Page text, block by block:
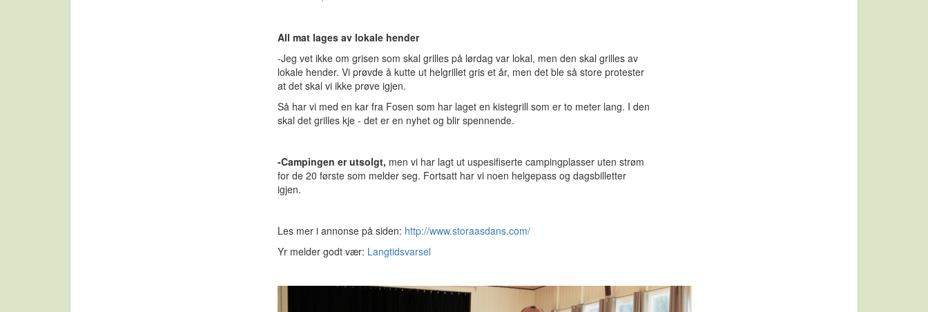
All mat lages av lokale hender
-Jeg vet ikke om grisen som skal grilles på lørdag var lokal, men den skal grilles av
lokale hender. Vi prøvde å kutte ut helgrillet gris et år, men det ble så store protester
at det skal vi ikke prøve igjen.
Så har vi med en kar fra Fosen som har laget en kistegrill som er to meter lang. I den
skal det grilles kje - det er en nyhet og blir spennende.
-Campingen er utsolgt, men vi har lagt ut uspesifiserte campingplasser uten strøm
for de 20 første som melder seg. Fortsatt har vi noen helgepass og dagsbilletter
igjen.
Les mer i annonse på siden: http://www.storaasdans.com/
Yr melder godt vær: Langtidsvarsel